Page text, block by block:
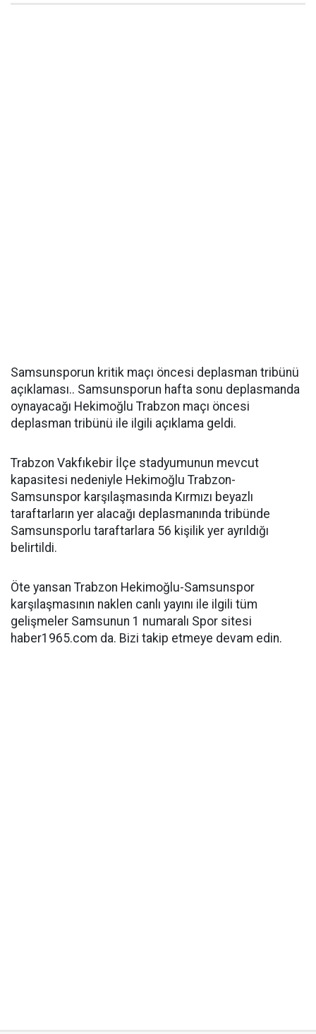
Samsunsporun kritik maçı öncesi deplasman tribünü
açıklaması.. Samsunsporun hafta sonu deplasmanda
oynayacağı Hekimoğlu Trabzon maçı öncesi
deplasman tribünü ile ilgili açıklama geldi.
Trabzon Vakfıkebir İlçe stadyumunun mevcut
kapasitesi nedeniyle Hekimoğlu Trabzon-
Samsunspor karşılaşmasında Kırmızı beyazlı
taraftarların yer alacağı deplasmanında tribünde
Samsunsporlu taraftarlara 56 kişilik yer ayrıldığı
belirtildi.
Öte yansan Trabzon Hekimoğlu-Samsunspor
karşılaşmasının naklen canlı yayını ile ilgili tüm
gelişmeler Samsunun 1 numaralı Spor sitesi
haber1965.com da. Bizi takip etmeye devam edin.